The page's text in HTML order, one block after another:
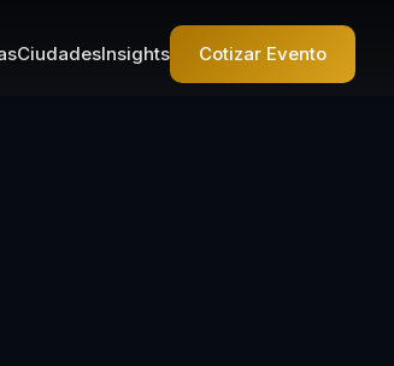
CiudadesInsights Cotizar Evento